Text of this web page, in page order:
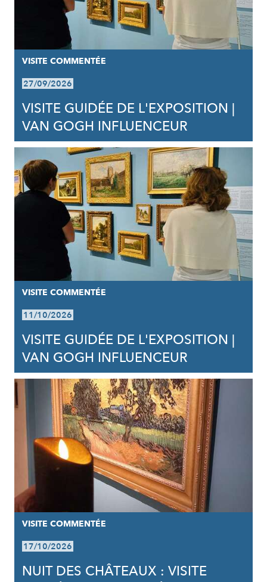
VISITE COMMENTÉE
27/09/2026
VISITE GUIDÉE DE L'EXPOSITION |
VAN GOGH INFLUENCEUR
VISITE COMMENTÉE
11/10/2026
VISITE GUIDÉE DE L'EXPOSITION |
VAN GOGH INFLUENCEUR
VISITE COMMENTÉE
17/10/2026
NUIT DES CHÂTEAUX : VISITE